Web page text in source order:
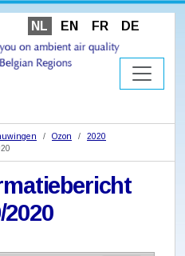
NL EN FR DE
Ozon
2020
2020